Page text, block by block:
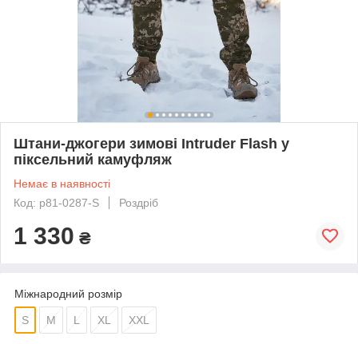
Штани-джогери зимові Intruder Flash у
піксельний камуфляж
Немає в наявності
Код: p81-0287-S
Роздріб
1 330 ₴
Міжнародний розмір
S M L XL XXL